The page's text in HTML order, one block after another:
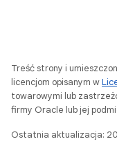
Treść strony i
licencjom opisanym w
towarowymi lub
firmy Oracle lub jej
Ostatnia aktualizacja: